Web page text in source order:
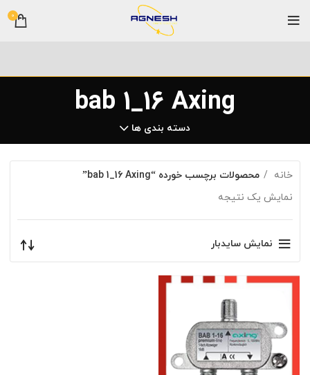
0
bab 1_16 Axing
دسته بندی ها
خانه
محصولات برچسب خورده “bab 1_16 Axing”
نمایش یک نتیجه
نمایش سایدبار